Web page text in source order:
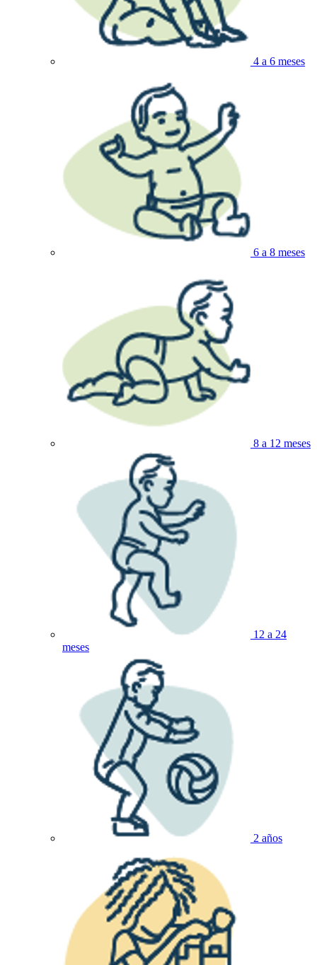
4 a 6 meses
6 a 8 meses
8 a 12 meses
12 a 24
meses
2 años